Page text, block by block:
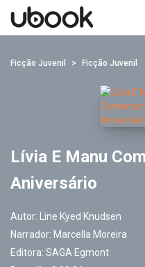
Ficção Juvenil Ficção Juvenil
Lívia E Manu
Aniversário
Autor:
Line Kyed Knudsen
Narrador: Marcella Moreira
Editora: SAGA Egmont